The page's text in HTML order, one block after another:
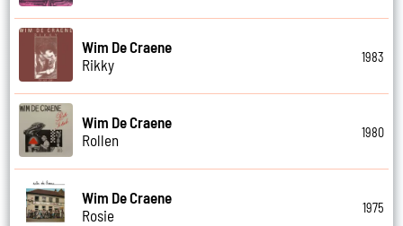
Wim De Craene
Rikky
1983
Wim De Craene
Rollen
1980
Wim De Craene
Rosie
1975